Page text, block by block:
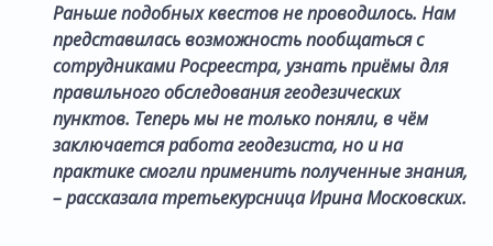
Раньше подобных квестов не проводилось. Нам
представилась возможность пообщаться с
сотрудниками Росреестра, узнать приёмы для
правильного обследования геодезических
пунктов. Теперь мы не только поняли, в чём
заключается работа геодезиста, но и на
практике смогли применить полученные знания,
– рассказала третьекурсница Ирина Московских.